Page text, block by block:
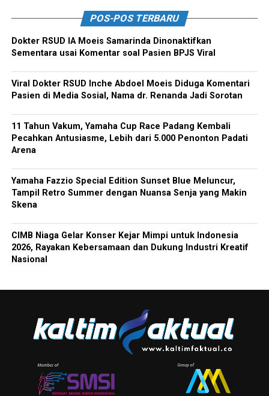
POS-POS TERBARU
Dokter RSUD IA Moeis Samarinda Dinonaktifkan
Sementara usai Komentar soal Pasien BPJS Viral
Viral Dokter RSUD Inche Abdoel Moeis Diduga Komentari
Pasien di Media Sosial, Nama dr. Renanda Jadi Sorotan
11 Tahun Vakum, Yamaha Cup Race Padang Kembali
Pecahkan Antusiasme, Lebih dari 5.000 Penonton Padati
Arena
Yamaha Fazzio Special Edition Sunset Blue Meluncur,
Tampil Retro Summer dengan Nuansa Senja yang Makin
Skena
CIMB Niaga Gelar Konser Kejar Mimpi untuk Indonesia
2026, Rayakan Kebersamaan dan Dukung Industri Kreatif
Nasional